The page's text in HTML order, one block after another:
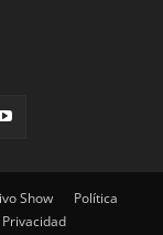
Show
Política